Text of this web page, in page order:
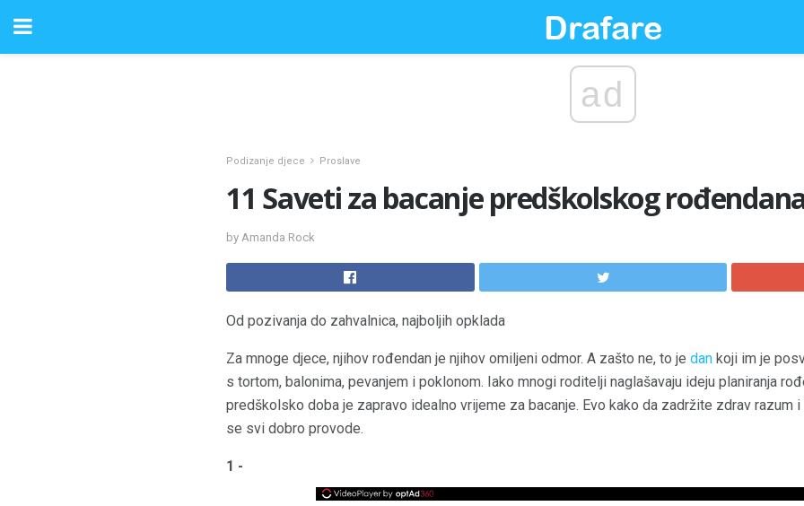
ad
Podizanje djece Proslave
11 Saveti za bacanje predškolskog
by Amanda Rock
Od pozivanja do zahvalnica, najboljih opklada
Za mnoge djece, njihov rođendan je njihov omiljeni odmor. A zašto ne, to je dan koji im je
s tortom, balonima, pevanjem i poklonom. Iako mnogi roditelji naglašavaju ideju planiranja
predškolsko doba je zapravo idealno vrijeme za bacanje. Evo kako da zadržite zdrav razum
se svi dobro provode.
1 -